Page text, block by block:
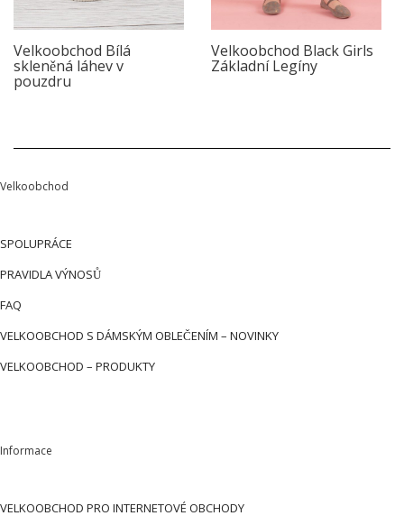
Velkoobchod Bílá
skleněná láhev v
pouzdru
Velkoobchod Black Girls
Základní Legíny
Velkoobchod
SPOLUPRÁCE
PRAVIDLA VÝNOSŮ
FAQ
VELKOOBCHOD S DÁMSKÝM OBLEČENÍM – NOVINKY
VELKOOBCHOD – PRODUKTY
Informace
VELKOOBCHOD PRO INTERNETOVÉ OBCHODY